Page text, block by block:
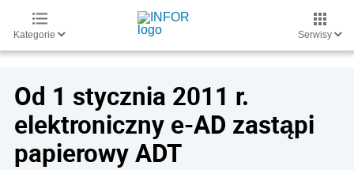
Kategorie Serwisy
Od 1 stycznia 2011 r.
elektroniczny e-AD zastąpi
papierowy ADT